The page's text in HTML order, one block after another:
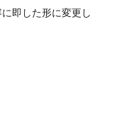
即した形に変更し